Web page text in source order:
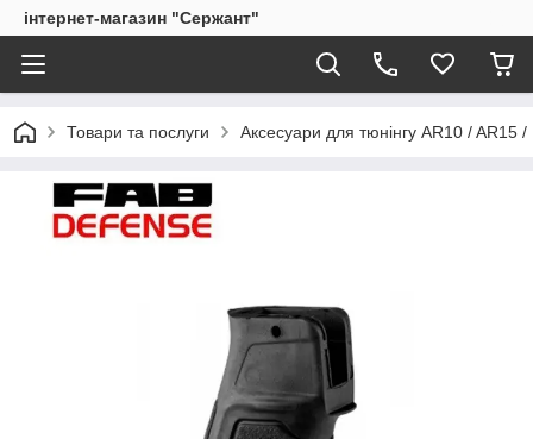
інтернет-магазин "Сержант"
Товари та послуги Аксесуари для тюнінгу AR10 /